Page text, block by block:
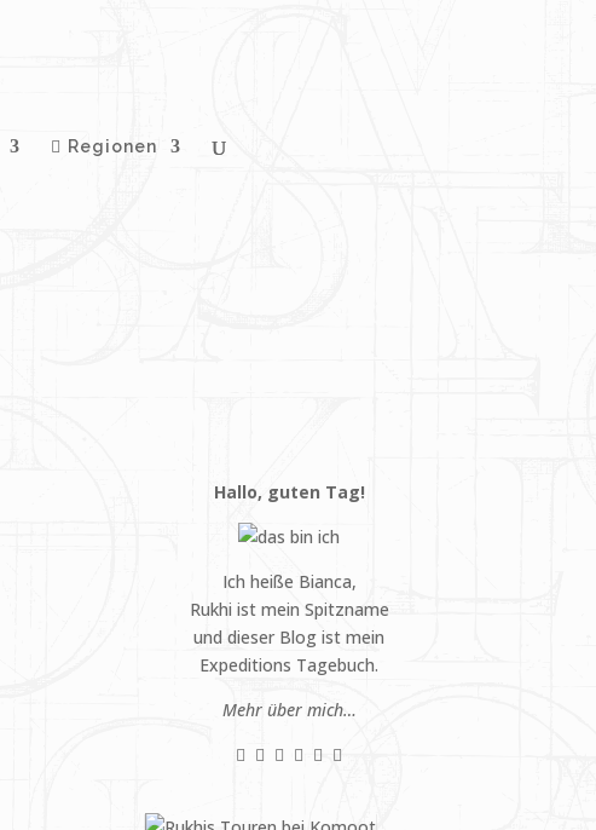
Regionen
Hallo, guten Tag!
Ich heiße Bianca,
Rukhi ist mein Spitzname
und dieser Blog ist mein
Expeditions Tagebuch.
Mehr über mich…